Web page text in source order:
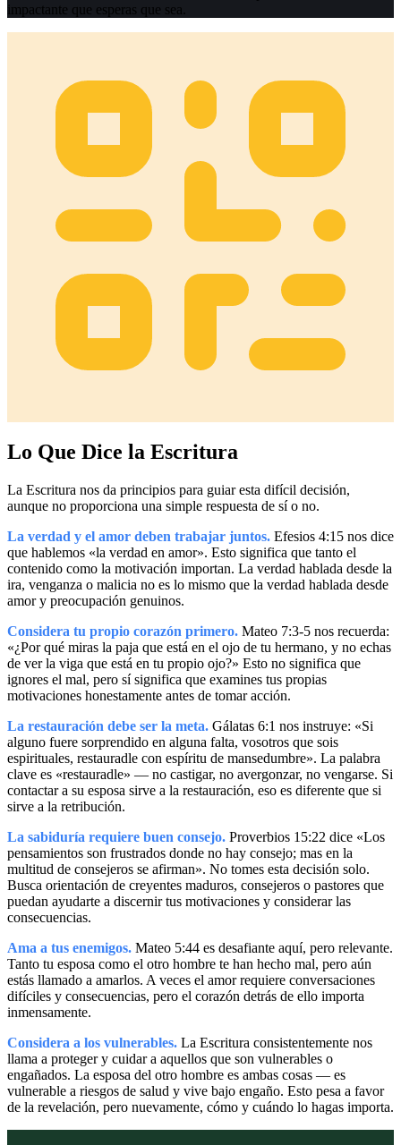
impactante que esperas que sea.
Lo Que Dice la Escritura
La Escritura nos da principios para guiar esta difícil decisión,
aunque no proporciona una simple respuesta de sí o no.
La verdad y el amor deben trabajar juntos. Efesios 4:15 nos dice
que hablemos «la verdad en amor». Esto significa que tanto el
contenido como la motivación importan. La verdad hablada desde la
ira, venganza o malicia no es lo mismo que la verdad hablada desde
amor y preocupación genuinos.
Considera tu propio corazón primero. Mateo 7:3-5 nos recuerda:
«¿Por qué miras la paja que está en el ojo de tu hermano, y no echas
de ver la viga que está en tu propio ojo?» Esto no significa que
ignores el mal, pero sí significa que examines tus propias
motivaciones honestamente antes de tomar acción.
La restauración debe ser la meta. Gálatas 6:1 nos instruye: «Si
alguno fuere sorprendido en alguna falta, vosotros que sois
espirituales, restauradle con espíritu de mansedumbre». La palabra
clave es «restauradle» — no castigar, no avergonzar, no vengarse. Si
contactar a su esposa sirve a la restauración, eso es diferente que si
sirve a la retribución.
La sabiduría requiere buen consejo. Proverbios 15:22 dice «Los
pensamientos son frustrados donde no hay consejo; mas en la
multitud de consejeros se afirman». No tomes esta decisión solo.
Busca orientación de creyentes maduros, consejeros o pastores que
puedan ayudarte a discernir tus motivaciones y considerar las
consecuencias.
Ama a tus enemigos. Mateo 5:44 es desafiante aquí, pero relevante.
Tanto tu esposa como el otro hombre te han hecho mal, pero aún
estás llamado a amarlos. A veces el amor requiere conversaciones
difíciles y consecuencias, pero el corazón detrás de ello importa
inmensamente.
Considera a los vulnerables. La Escritura consistentemente nos
llama a proteger y cuidar a aquellos que son vulnerables o
engañados. La esposa del otro hombre es ambas cosas — es
vulnerable a riesgos de salud y vive bajo engaño. Esto pesa a favor
de la revelación, pero nuevamente, cómo y cuándo lo hagas importa.